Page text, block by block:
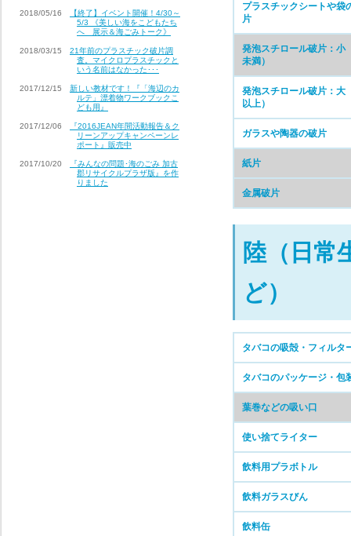
プラスチックシートや袋
片
発泡スチロール破片：小
未満）
発泡スチロール破片：大
以上）
ガラスや陶器の破片
紙片
金属破片
陸（日常
ど）
タバコの吸殻・フィルタ
タバコのパッケージ・包
葉巻などの吸い口
使い捨てライター
飲料用プラボトル
飲料ガラスびん
飲料缶
2018/05/16
【終了】イベント開催！4/30～
5/3 《美しい海をこどもたち
へ 展示＆海ごみトーク》
2018/03/15 21年前のプラスチック破片調
査。マイクロプラスチックと
いう名前はなかった･･･
2017/12/15 新しい教材です！『「海辺のカ
ルテ」漂着物ワークブックこ
ども用』
2017/12/06
『2016JEAN年間活動報告＆ク
リーンアップキャンペーンレ
ポート』販売中
2017/10/20
『みんなの問題･海のごみ 加古
郡リサイクルプラザ版』を作
りました